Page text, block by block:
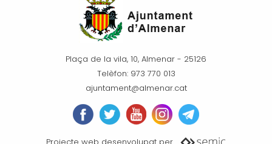
Plaça de la vila, 10, Almenar - 25126
Telèfon: 973 770 013
ajuntament@almenar.cat